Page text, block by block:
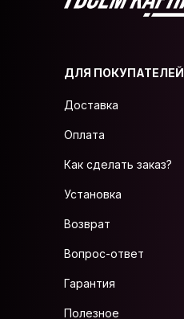
ДЛЯ ПОКУПАТЕЛЕЙ
Доставка
Оплата
Как сделать заказ?
Установка
Возврат
Вопрос-ответ
Гарантия
Полезное